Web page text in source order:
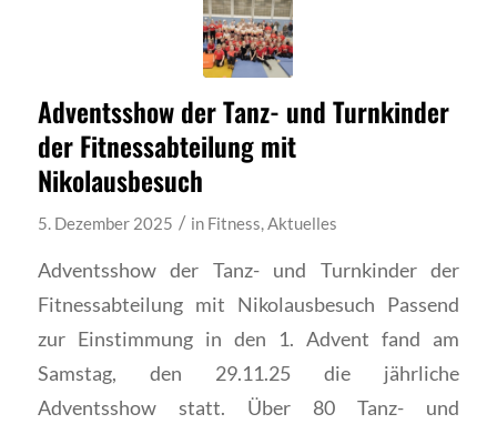
Adventsshow der Tanz- und Turnkinder
der Fitnessabteilung mit
Nikolausbesuch
5. Dezember 2025 / in Fitness,Aktuelles
Adventsshow der Tanz- und Turnkinder der
Fitnessabteilung mit Nikolausbesuch Passend
zur Einstimmung in den 1. Advent fand am
Samstag, den 29.11.25 die jährliche
Adventsshow statt. Über 80 Tanz- und